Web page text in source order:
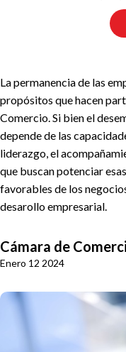
La permanencia de las
propósitos que hacen
Comercio. Si bien el
depende de las
liderazgo, el
que buscan potenciar
favorables de los
desarollo empresarial.
Cámara de
Enero 12 2024